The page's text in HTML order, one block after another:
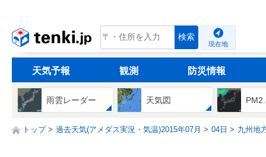
tenki.jp 検索
現在地
天気予報 観測 防災情報
雨雲レーダー 天気図
トップ 過去天気(アメダス実況・気温)2015年07月 04日 九州地